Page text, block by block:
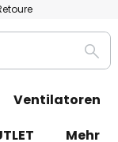
Ventilatoren
Mehr